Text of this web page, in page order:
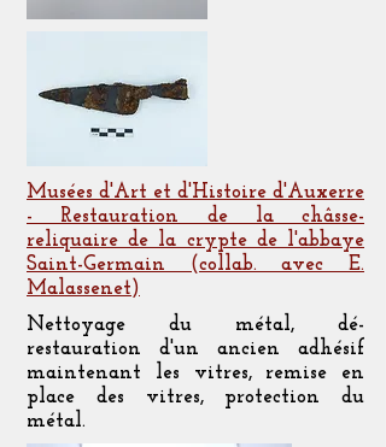
Musées d'Art et d'Histoire d'Auxerre
- Restauration de la châsse-
reliquaire de la crypte de l'abbaye
Saint-Germain (collab. avec E.
Malassenet)
Nettoyage du métal, dé-
restauration d'un ancien adhésif
maintenant les vitres, remise en
place des vitres, protection du
métal.